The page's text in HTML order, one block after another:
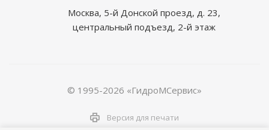
Москва, 5-й Донской проезд, д. 23,
центральный подъезд, 2-й этаж
© 1995-2026 «ГидроМСервис»
Версия для печати